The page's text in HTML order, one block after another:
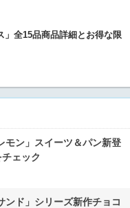
」全15品商品詳細とお得な限
モン」スイーツ＆パン新登
ェック
ンド」シリーズ新作チョコ